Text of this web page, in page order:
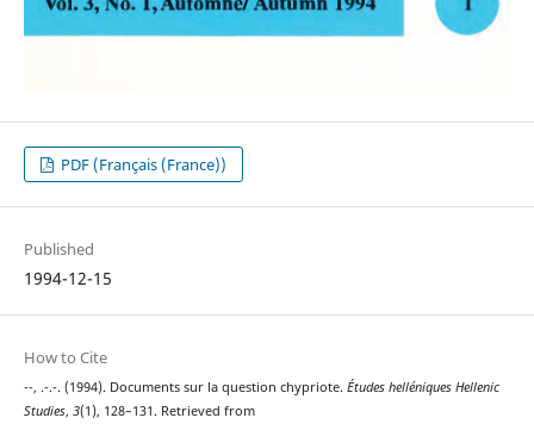
PDF (Français (France))
Published
1994-12-15
How to Cite
--, .-.-. (1994). Documents sur la question chypriote. Études helléniques Hellenic
Studies, 3(1), 128–131. Retrieved from